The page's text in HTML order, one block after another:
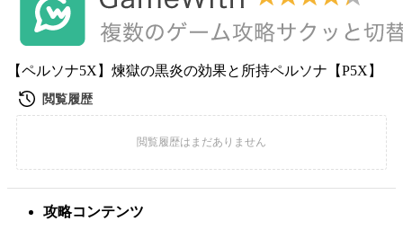
【ペルソナ5X】煉獄の黒炎の効果と所持ペルソナ【P5X】
攻略コンテンツ